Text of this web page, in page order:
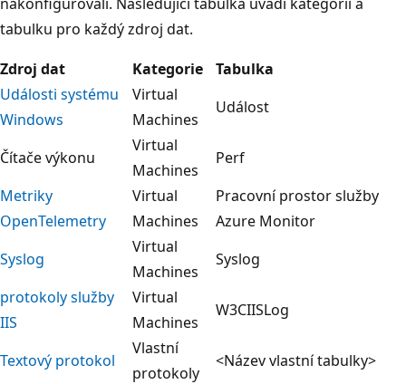
tabulku pro každý zdroj dat.
Zdroj dat
Kategorie
Tabulka
Události systému
Windows
Virtual
Machines
Událost
Čítače výkonu
Virtual
Machines
Perf
Metriky
OpenTelemetry
Virtual
Machines
Pracovní prostor služby
Azure Monitor
Syslog
Virtual
Machines
Syslog
protokoly služby
IIS
Virtual
Machines
W3CIISLog
Textový protokol
Vlastní
protokoly
<Název vlastní tabulky>